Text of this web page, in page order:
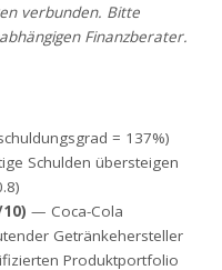
verbunden. Bitte
Finanzberater.
= 137%)
Schulden übersteigen
— Coca-Cola
Getränkehersteller
Produktportfolio